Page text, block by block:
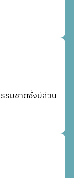
รมชาติซึ่งมีส่วน